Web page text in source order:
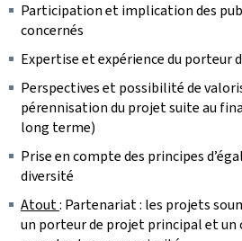
Participation et implication des
concernés
Expertise et expérience du porteur
Perspectives et possibilité de
pérennisation du projet suite au
long terme)
Prise en compte des principes
diversité
Atout: Partenariat : les projets
un porteur de projet principal et un